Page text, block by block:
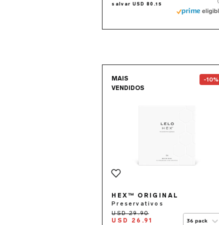
MAIS
VENDIDOS
-10%
HEX™ ORIGINAL
Preservativos
USD 26.91 36 pack